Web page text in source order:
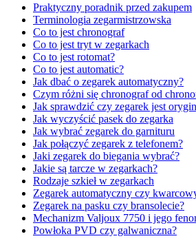
Praktyczny poradnik przed zakupem
Terminologia zegarmistrzowska
Co to jest chronograf
Co to jest tryt w zegarkach
Co to jest rotomat?
Co to jest automatic?
Jak dbać o zegarek automatyczny?
Czym różni się chronograf od
Jak sprawdzić czy zegarek jest
Jak wyczyścić pasek do zegarka
Jak wybrać zegarek do garnituru
Jak połączyć zegarek z telefonem?
Jaki zegarek do biegania wybrać?
Jakie są tarcze w zegarkach?
Rodzaje szkieł w zegarkach
Zegarek automatyczny czy
Zegarek na pasku czy bransolecie?
Mechanizm Valjoux 7750 i jego
Powłoka PVD czy galwaniczna?